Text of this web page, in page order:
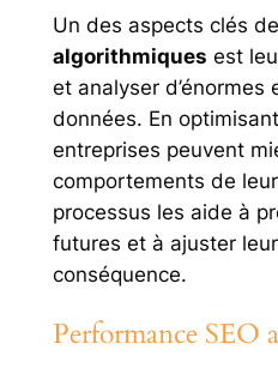
Un des aspects clés
algorithmiques est
et analyser d’énormes
données. En
entreprises peuvent
comportements de
processus les aide à
futures et à ajuster
conséquence.
Performance SEO